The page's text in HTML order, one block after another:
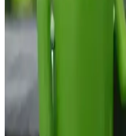
Telefonun yasal olup
aracılığıyla kontrol ederek,
problemlerden korunabilirsiniz.
Redmi Telefonlarda
Kontrol Yöntemleri
Redmi telefonlarda IMEI
çeşitli yöntemler bulunur. Bu